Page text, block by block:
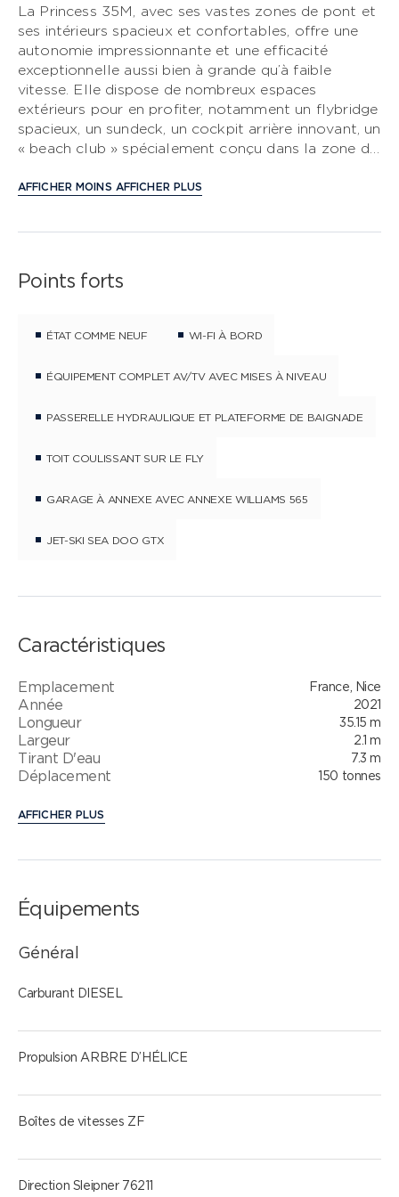
CLASSE S
CLASSE V
CLASSE C
La Princess 35M, avec ses vastes zones de pont et
ses intérieurs spacieux et confortables, offre une
autonomie impressionnante et une efficacité
exceptionnelle aussi bien à grande qu’à faible
vitesse. Elle dispose de nombreux espaces
extérieurs pour en profiter, notamment un flybridge
spacieux, un sundeck, un cockpit arrière innovant, un
« beach club » spécialement conçu dans la zone du
35M se distingue également par un espace intérieur
et de luminosité, complétée par des balcons
suite propriétaire incroyablement spacieuse avec
inférieur comprend 3 cabines magnifiquement
équipage de 5 personnes.
AFFICHER MOINS AFFICHER PLUS
Points forts
ÉTAT COMME NEUF WI-FI À BORD
ÉQUIPEMENT COMPLET AV/TV AVEC MISES À NIVEAU
PASSERELLE HYDRAULIQUE ET PLATEFORME DE BAIGNADE
TOIT COULISSANT SUR LE FLY
GARAGE À ANNEXE AVEC ANNEXE WILLIAMS 565
JET-SKI SEA DOO GTX
Caractéristiques
Emplacement France, Nice
Année 2021
Longueur 35.15 m
Largeur 2.1 m
Tirant D'eau 7.3 m
Déplacement 150 tonnes
AFFICHER PLUS
Équipements
Général
Carburant DIESEL
Propulsion ARBRE D’HÉLICE
Boîtes de vitesses ZF
Direction Sleipner 76211